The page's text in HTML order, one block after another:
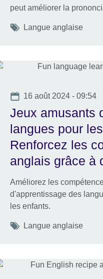
peut améliorer la
Tags
Langue anglaise
Date
16 août 2024 - 09:54
Jeux amusants
langues pour
Renforcez les
anglais grâce à
Améliorez les
d'apprentissage des
les enfants.
Tags
Langue anglaise